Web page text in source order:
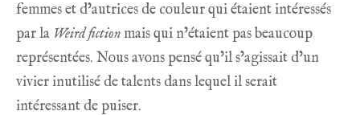
femmes et d’autrices de couleur qui étaient intéressés
par la Weird fiction mais qui n’étaient pas beaucoup
représentées. Nous avons pensé qu’il s’agissait d’un
vivier inutilisé de talents dans lequel il serait
intéressant de puiser.